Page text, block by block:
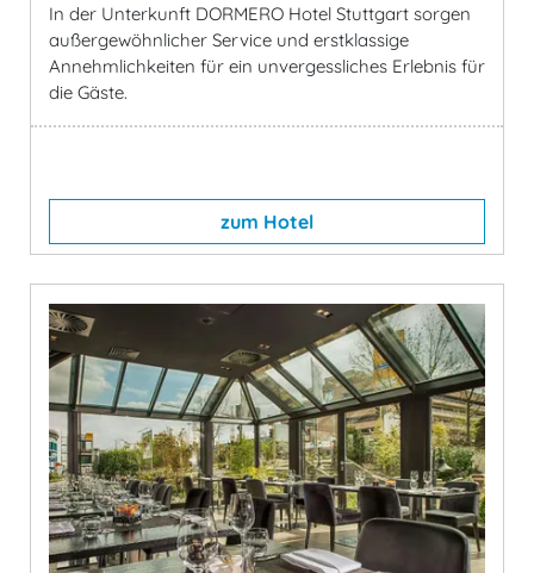
In der Unterkunft DORMERO Hotel Stuttgart sorgen
außergewöhnlicher Service und erstklassige
Annehmlichkeiten für ein unvergessliches Erlebnis für
die Gäste.
zum Hotel